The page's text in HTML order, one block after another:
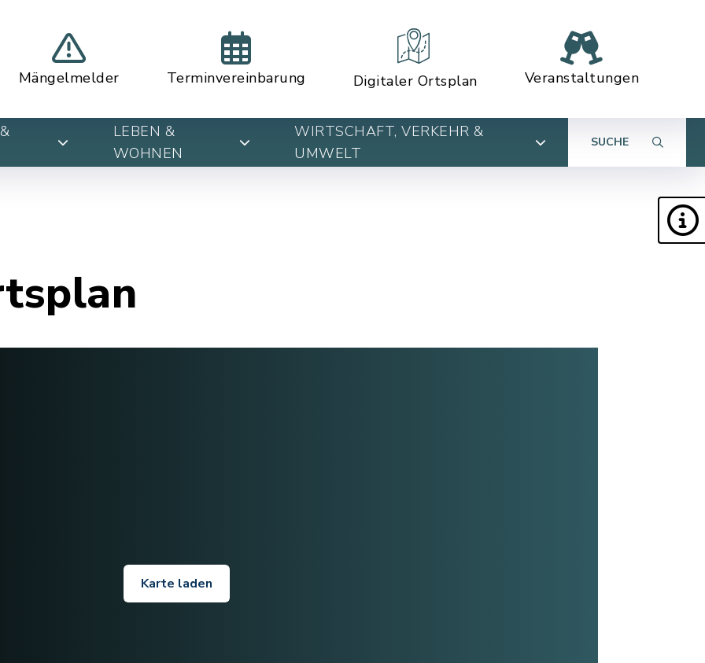
Mängelmelder Terminvereinbarung Digitaler Ortsplan Veranstaltungen
LEBEN &
WOHNEN
WIRTSCHAFT, VERKEHR &
UMWELT
SUCHE
Karte laden